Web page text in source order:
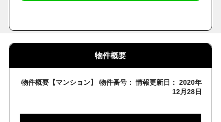
物件概要
物件概要【マンション】 物件番号： 情報更新日： 2020年
12月28日